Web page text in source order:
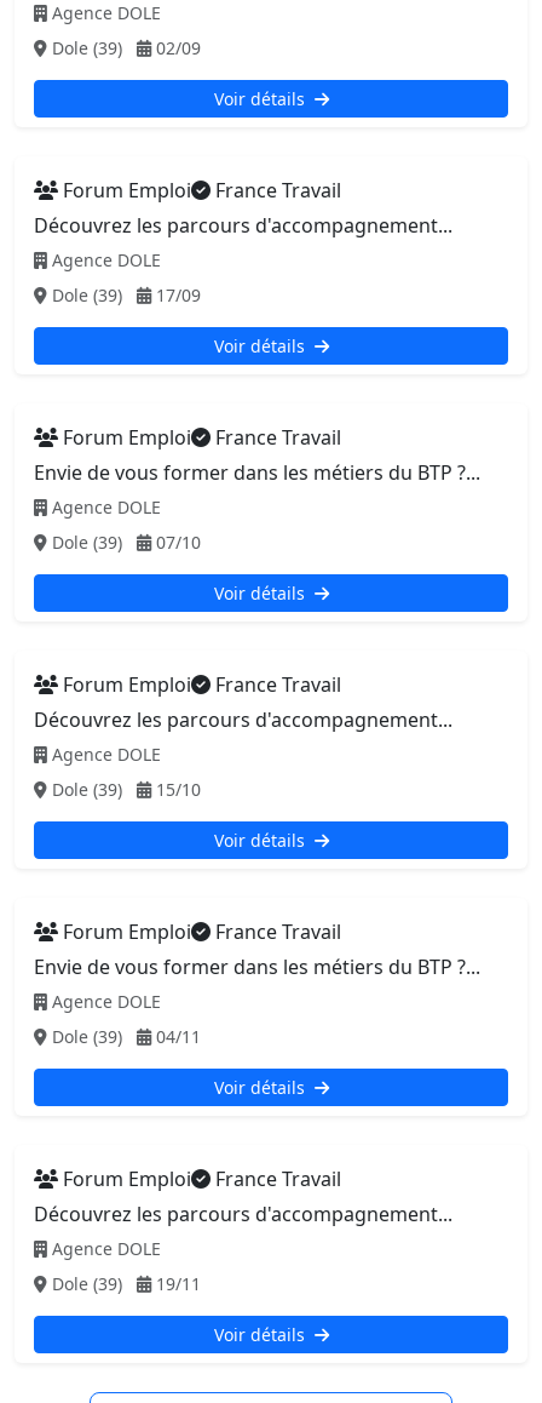
Agence DOLE
Dole (39)
02/09
Voir détails
Forum Emploi
France Travail
Découvrez les parcours d'accompagnement...
Agence DOLE
Dole (39)
17/09
Voir détails
Forum Emploi
France Travail
Envie de vous former dans les métiers du BTP ?...
Agence DOLE
Dole (39)
07/10
Voir détails
Forum Emploi
France Travail
Découvrez les parcours d'accompagnement...
Agence DOLE
Dole (39)
15/10
Voir détails
Forum Emploi
France Travail
Envie de vous former dans les métiers du BTP ?...
Agence DOLE
Dole (39)
04/11
Voir détails
Forum Emploi
France Travail
Découvrez les parcours d'accompagnement...
Agence DOLE
Dole (39)
19/11
Voir détails